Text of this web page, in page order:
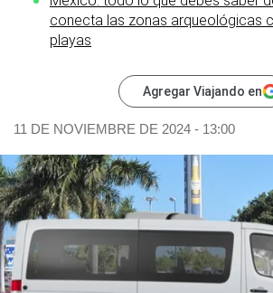
conecta las zonas arqueológicas
playas
Agregar Viajando en
11 DE NOVIEMBRE DE 2024 - 13:00